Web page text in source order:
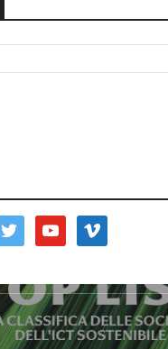
twitter youtube vimeo